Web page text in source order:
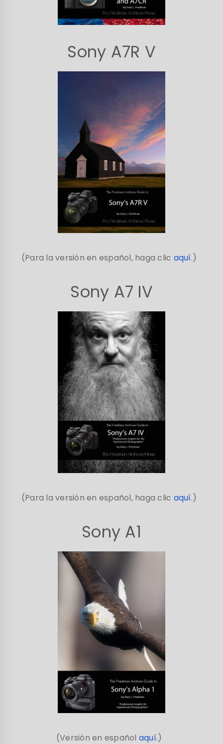
Sony A7R V
(Para la versión en español, haga clic aquí.)
Sony A7 IV
(Para la versión en español, haga clic aquí.)
Sony A1
(Versión en español aquí.)